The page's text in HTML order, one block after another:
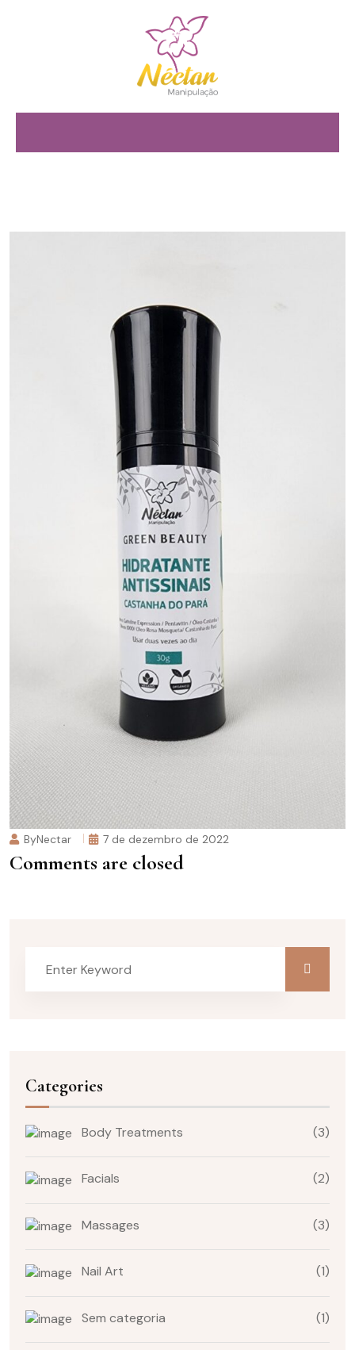
ByNectar 7 de dezembro de 2022
Comments are closed
Categories
Body Treatments (3)
Facials (2)
Massages (3)
Nail Art (1)
Sem categoria (1)